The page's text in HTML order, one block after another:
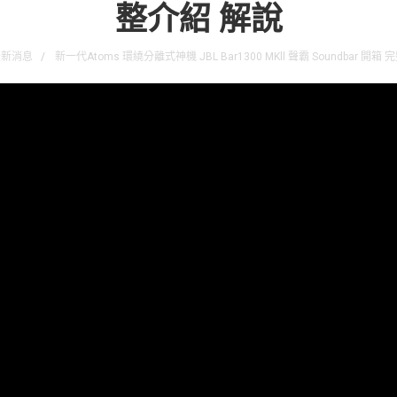
整介紹 解說
消息 新一代Atoms 環繞分離式神機 JBL Bar1300 MKll 聲霸 Soundbar 開箱